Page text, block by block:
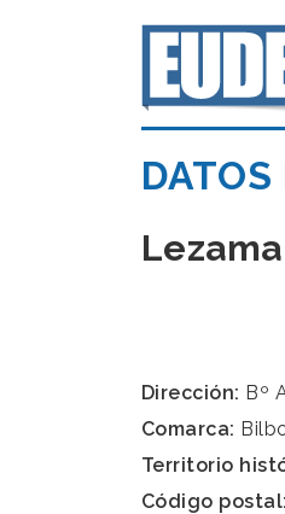
Lezama
Dirección: Bº
Comarca:
Territorio
Código postal: